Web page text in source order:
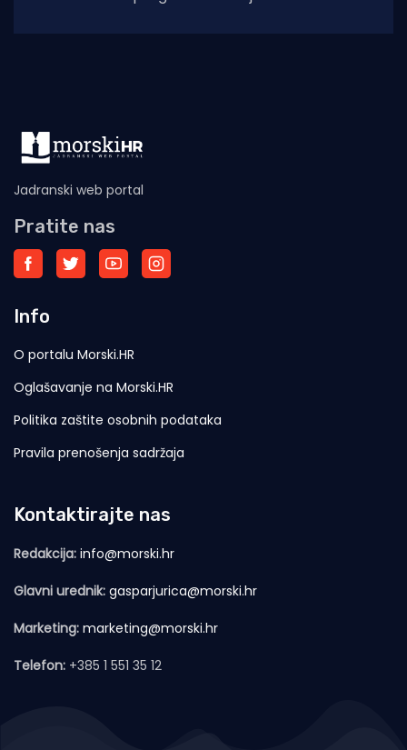
Jadranski web portal
Pratite nas
Info
O portalu Morski.HR
Oglašavanje na Morski.HR
Politika zaštite osobnih podataka
Pravila prenošenja sadržaja
Kontaktirajte nas
Redakcija: info@morski.hr
Glavni urednik: gasparjurica@morski.hr
Marketing: marketing@morski.hr
Telefon: +385 1 551 35 12